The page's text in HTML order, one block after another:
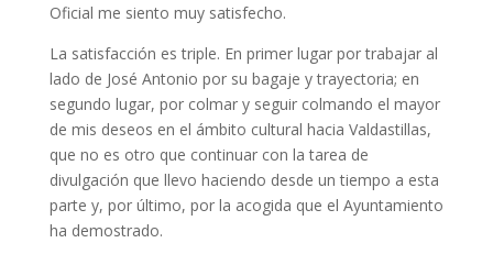
Oficial me siento muy satisfecho.
La satisfacción es triple. En primer lugar por trabajar al
lado de José Antonio por su bagaje y trayectoria; en
segundo lugar, por colmar y seguir colmando el mayor
de mis deseos en el ámbito cultural hacia Valdastillas,
que no es otro que continuar con la tarea de
divulgación que llevo haciendo desde un tiempo a esta
parte y, por último, por la acogida que el Ayuntamiento
ha demostrado.